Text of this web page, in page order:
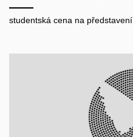
studentská cena na představení